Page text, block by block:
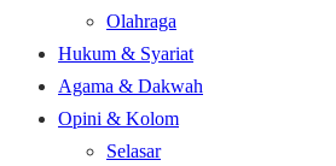
Olahraga
Hukum & Syariat
Agama & Dakwah
Opini & Kolom
Selasar